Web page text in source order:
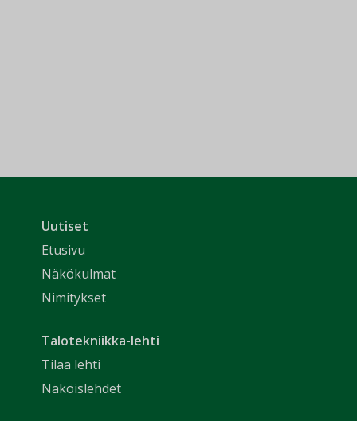
Uutiset
Etusivu
Näkökulmat
Nimitykset
Talotekniikka-lehti
Tilaa lehti
Näköislehdet